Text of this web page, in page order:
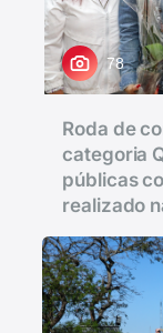
78
Roda de
categoria
públicas
realizado